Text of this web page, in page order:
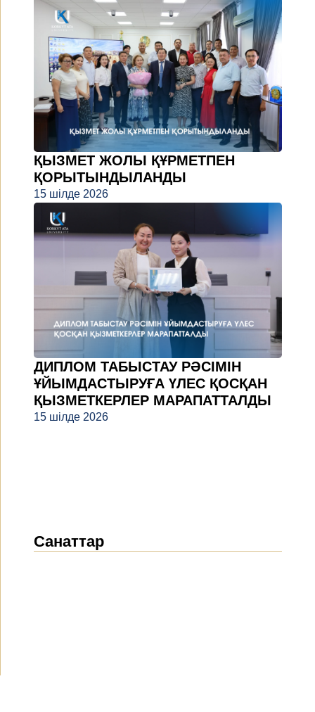
ҚЫЗМЕТ ЖОЛЫ ҚҰРМЕТПЕН
ҚОРЫТЫНДЫЛАНДЫ
15 шілде 2026
ДИПЛОМ ТАБЫСТАУ РӘСІМІН
ҰЙЫМДАСТЫРУҒА ҮЛЕС ҚОСҚАН
ҚЫЗМЕТКЕРЛЕР МАРАПАТТАЛДЫ
15 шілде 2026
Санаттар